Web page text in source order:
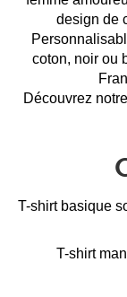
design de
coton, noir ou
Découvrez
T-shirt basique
T-shirt